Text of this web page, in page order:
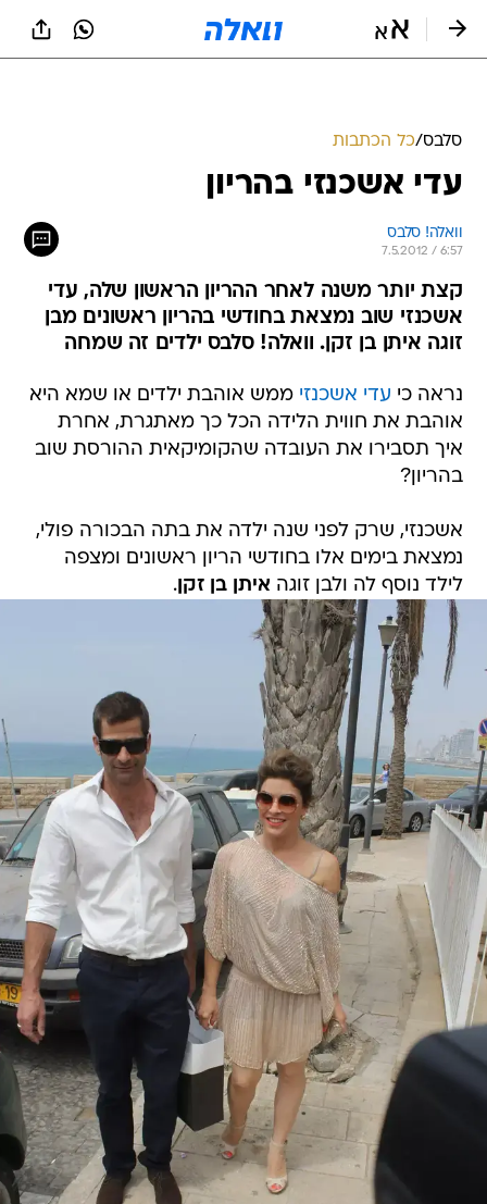
סלבס/כל הכתבות
עדי אשכנזי בהריון
וואלה! סלבס
7.5.2012 / 6:57
קצת יותר משנה לאחר ההריון הראשון שלה, עדי
אשכנזי שוב נמצאת בחודשי בהריון ראשונים מבן
זוגה איתן בן זקן. וואלה! סלבס ילדים זה שמחה
נראה כי עדי אשכנזי ממש אוהבת ילדים או שמא היא
אוהבת את חווית הלידה הכל כך מאתגרת, אחרת
איך תסבירו את העובדה שהקומיקאית ההורסת שוב
בהריון?
אשכנזי, שרק לפני שנה ילדה את בתה הבכורה פולי,
נמצאת בימים אלו בחודשי הריון ראשונים ומצפה
לילד נוסף לה ולבן זוגה איתן בן זקן.